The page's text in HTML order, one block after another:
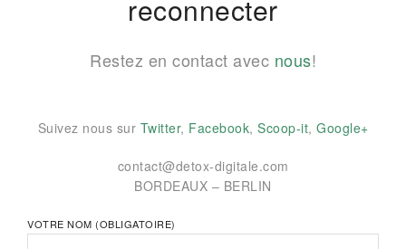
reconnecter
Restez en contact avec nous!
Suivez nous sur Twitter, Facebook, Scoop-it, Google+
contact@detox-digitale.com
BORDEAUX – BERLIN
VOTRE NOM (OBLIGATOIRE)